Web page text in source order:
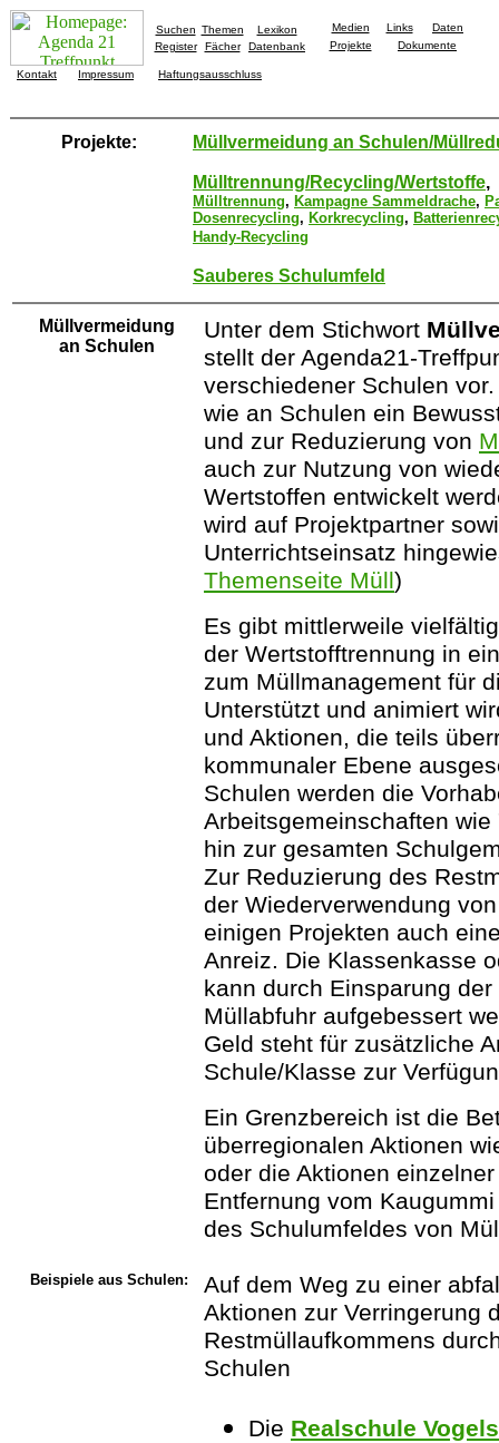
Suchen Themen
Lexikon
Register
Fächer Datenbank
Medien Links
Daten
Projekte
Dokumente
Kontakt Impressum Haftungsausschluss
Projekte: Müllvermeidung an Schulen/
Mülltrennung/Recycling/Wertstoffe,
Mülltrennung, Kampagne Sammeldrache,
Dosenrecycling, Korkrecycling,
Handy-Recycling
Sauberes Schulumfeld
Müllvermeidung
an Schulen
Unter dem Stichwort
stellt der Agenda21-
verschiedener Schulen
wie an Schulen ein
und zur Reduzierung von
auch zur Nutzung von
Wertstoffen entwickelt
wird auf Projektpartner
Unterrichtseinsatz
Themenseite Müll)
Es gibt mittlerweile
der Wertstofftrennung in
zum Müllmanagement für
Unterstützt und animiert
und Aktionen, die teils
kommunaler Ebene
Schulen werden die
Arbeitsgemeinschaften
hin zur gesamten
Zur Reduzierung des
der Wiederverwendung
einigen Projekten auch
Anreiz. Die Klassenkasse
kann durch Einsparung
Müllabfuhr aufgebessert
Geld steht für zusätzliche
Schule/Klasse zur
Ein Grenzbereich ist die
überregionalen Aktionen
oder die Aktionen
Entfernung vom
des Schulumfeldes von
Beispiele aus Schulen:
Auf dem Weg zu einer
Aktionen zur Verringerung
Restmüllaufkommens
Schulen
Die Realschule